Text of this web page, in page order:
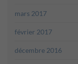
mars 2017
février 2017
décembre 2016